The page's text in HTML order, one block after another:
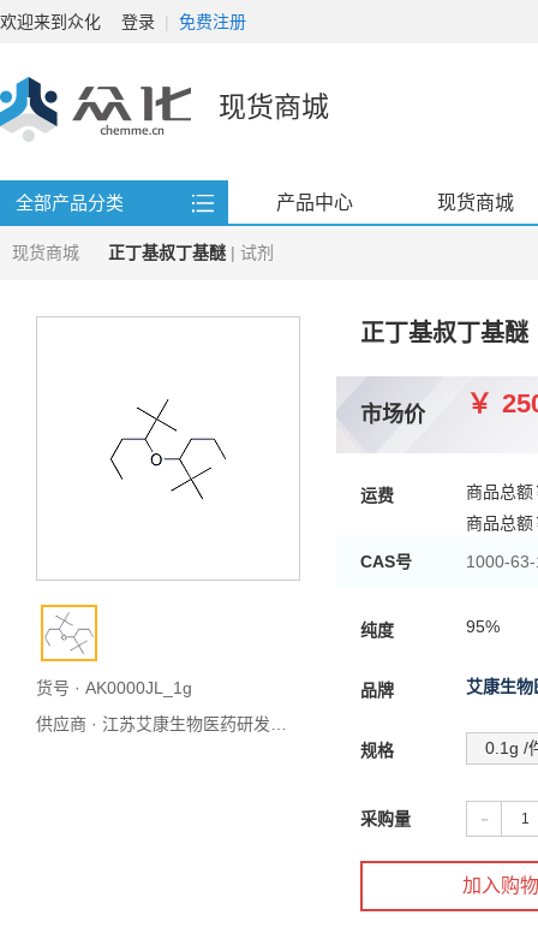
欢迎来到众化 登录 | 免费注册
现货商城
全部产品分类 产品中心 现货商城
现货商城 正丁基叔丁基醚 | 试剂
货号 · AK0000JL_1g
供应商 · 江苏艾康生物医药研发有限公司
正丁基叔丁基醚
市场价 ￥
运费
商品总额
商品总额
CAS号
1000-
纯度
95%
品牌 艾康生物
规格 0.1g /
采购量 -
加入购